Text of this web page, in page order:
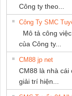
Công ty theo...
Công Ty SMC
Mô tả công
của Công ty...
CM88 jp net
CM88 là nhà
giải trí hiện...